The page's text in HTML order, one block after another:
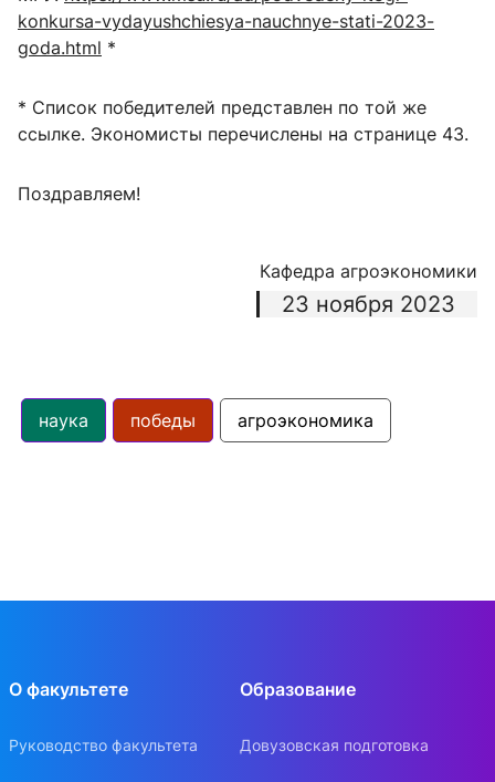
konkursa-vydayushchiesya-nauchnye-stati-2023-
goda.html *
* Список победителей представлен по той же
ссылке. Экономисты перечислены на странице 43.
Поздравляем!
Кафедра агроэкономики
23 ноября 2023
наука победы агроэкономика
О факультете
Руководство факультета
Образование
Довузовская подготовка